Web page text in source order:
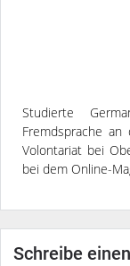
Studierte
Fremdsprache
Volontariat bei
bei dem Online-
Schreibe